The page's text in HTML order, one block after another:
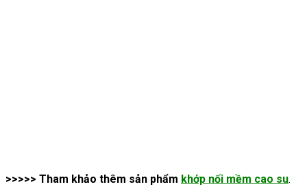
>>>>> Tham khảo thêm sản phẩm khớp nối mềm cao su.